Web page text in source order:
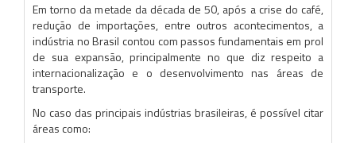
Em torno da metade da década de 50, após a crise do café,
redução de importações, entre outros acontecimentos, a
indústria no Brasil contou com passos fundamentais em prol
de sua expansão, principalmente no que diz respeito a
internacionalização e o desenvolvimento nas áreas de
transporte.
No caso das principais indústrias brasileiras, é possível citar
áreas como: